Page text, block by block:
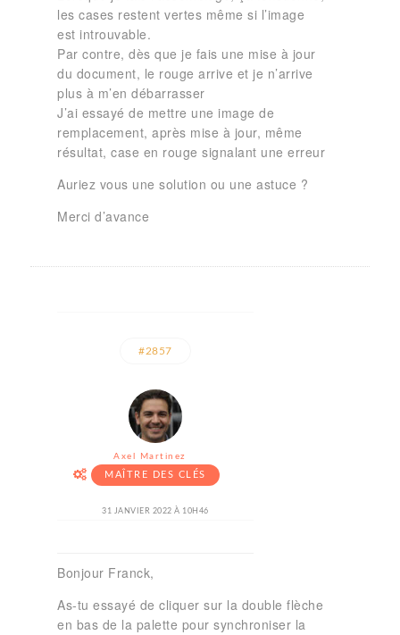
les cases restent vertes même si l’image
est introuvable.
Par contre, dès que je fais une mise à jour
du document, le rouge arrive et je n’arrive
plus à m’en débarrasser
J’ai essayé de mettre une image de
remplacement, après mise à jour, même
résultat, case en rouge signalant une erreur
Auriez vous une solution ou une astuce ?
Merci d’avance
#2857
Axel Martinez
MAÎTRE DES CLÉS
31 JANVIER 2022 À 10H46
Bonjour Franck,
As-tu essayé de cliquer sur la double flèche
en bas de la palette pour synchroniser la